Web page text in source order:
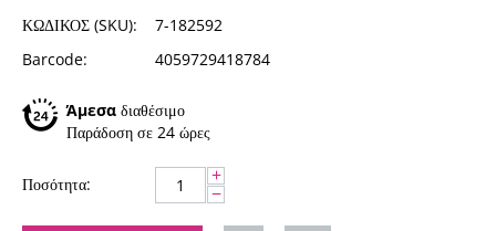
ΚΩΔΙΚΟΣ (SKU):
7-182592
Barcode:
4059729418784
Άμεσα διαθέσιμο
Παράδοση σε 24 ώρες
Ποσότητα: +
−